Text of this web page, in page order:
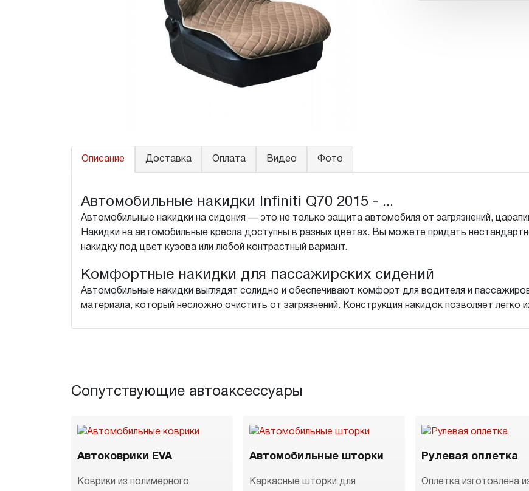
Описание Доставка Оплата Видео Фото
Автомобильные накидки Infiniti Q70 2015 - ...
Автомобильные накидки на сидения — это не только защита автомобиля от загрязнений,
Накидки на автомобильные кресла доступны в разных цветах. Вы можете придать
накидку под цвет кузова или любой контрастный вариант.
Комфортные накидки для пассажирских сидений
Автомобильные накидки выглядят солидно и обеспечивают комфорт для водителя и
материала, который несложно очистить от загрязнений. Конструкция накидок позволяет легко
Сопутствующие автоаксессуары
Автоковрики EVA
Коврики из полимерного
Автомобильные шторки
Каркасные шторки для
Рулевая оплетка
Оплетка изготовлена